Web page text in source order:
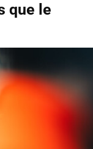
que le